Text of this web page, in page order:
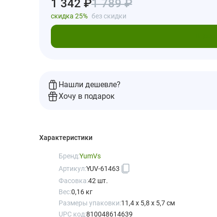
1 342 ₽
скидка 25%
1 789 ₽
без скидки
Нашли дешевле?
Хочу в подарок
Характеристики
Бренд:YumVs
Артикул:YUV-61463
Фасовка:42 шт.
Вес:0,16 кг
Размеры упаковки:11,4 x 5,8 x 5,7 см
UPC код:810048614639